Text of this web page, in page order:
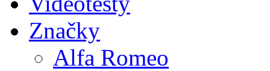
Značky
Alfa Romeo